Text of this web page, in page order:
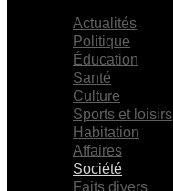
Actualités
Politique
Éducation
Santé
Culture
Sports et loisirs
Habitation
Affaires
Société
Faits divers